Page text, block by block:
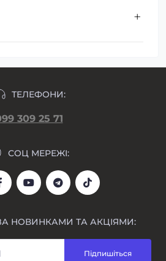
ТЕЛЕФОНИ:
309 25 71
СОЦ МЕРЕЖІ:
НОВИНКАМИ ТА АКЦІЯМИ:
Підпишіться